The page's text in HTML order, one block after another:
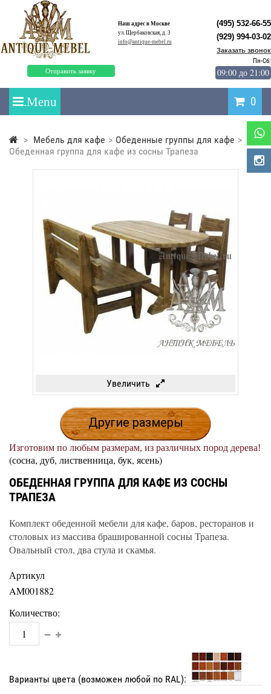
Наш адрес в Москве
ул. Щербаковская, д. 3
info@antique-mebel.ru
Отправить заявку
(495) 532-66-55
(929) 994-03-02
Заказать звонок
Пн-Сб:
09:00 до 21:00
0
> Мебель для кафе > Обеденные группы для кафе >
Обеденная группа для кафе из сосны Трапеза
Увеличить
Другие размеры
Изготовим по любым размерам, из различных пород дерева!
(сосна, дуб, лиственница, бук, ясень)
ОБЕДЕННАЯ ГРУППА ДЛЯ КАФЕ ИЗ СОСНЫ
ТРАПЕЗА
Комплект обеденной мебели для кафе, баров, ресторанов и
столовых из массива брашированной сосны Трапеза.
Овальный стол, два стула и скамья.
Артикул
AM001882
Количество:
Варианты цвета (возможен любой по RAL):